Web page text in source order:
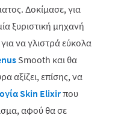
Δοκίμασε, για
ξυριστική μηχανή
για να γλιστρά εύκολα
Smooth και θα
αξίζει, επίσης, να
Skin Elixirπου
αφού θα σε